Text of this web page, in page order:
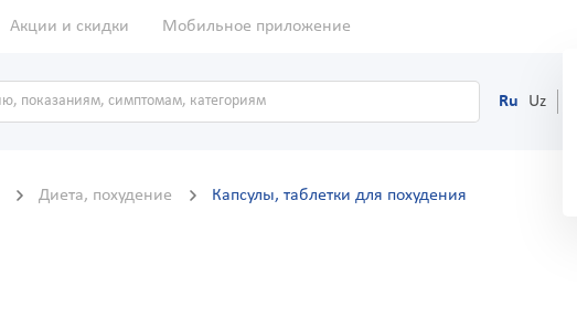
Акции и скидки Мобильное приложение
Ru Uz
Диета, похудение Капсулы, таблетки для похудения